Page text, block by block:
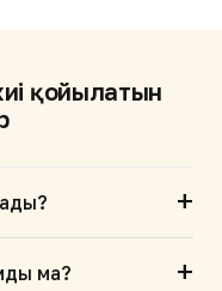
қойылатын
+
ма? +